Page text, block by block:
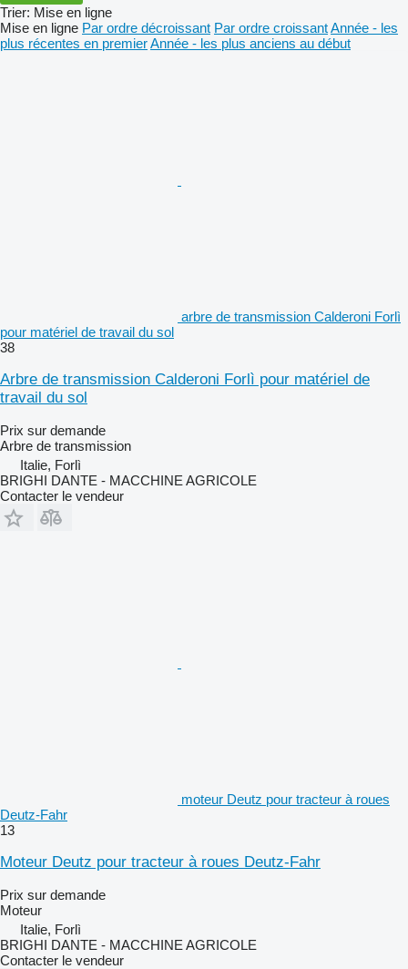
Trier: Mise en ligne
Mise en ligne Par ordre décroissant Par ordre croissantAnnée - les
plus récentes en premierAnnée - les plus anciens au début
arbre de transmission Calderoni Forlì
pour matériel de travail du sol
38
Arbre de transmission Calderoni Forlì pour matériel de
travail du sol
Prix sur demande
Arbre de transmission
Italie, Forlì
BRIGHI DANTE - MACCHINE AGRICOLE
Contacter le vendeur
moteur Deutz pour tracteur à roues
Deutz-Fahr
13
Moteur Deutz pour tracteur à roues Deutz-Fahr
Prix sur demande
Moteur
Italie, Forlì
BRIGHI DANTE - MACCHINE AGRICOLE
Contacter le vendeur